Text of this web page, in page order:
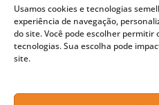
Usamos cookies e tecnologias
experiência de navegação,
do site. Você pode escolher permitir
tecnologias. Sua escolha pode
site.
🚀 Buscando a
Confira nossas sugestões
Uma ampla gama de